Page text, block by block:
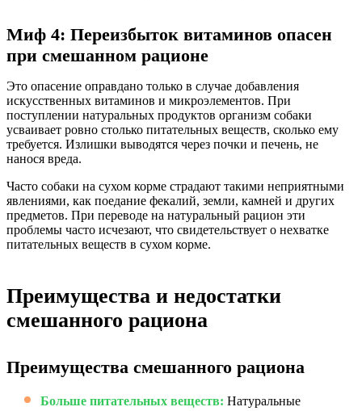
Миф 4: Переизбыток витаминов опасен
при смешанном рационе
Это опасение оправдано только в случае добавления
искусственных витаминов и микроэлементов. При
поступлении натуральных продуктов организм собаки
усваивает ровно столько питательных веществ, сколько ему
требуется. Излишки выводятся через почки и печень, не
нанося вреда.
Часто собаки на сухом корме страдают такими неприятными
явлениями, как поедание фекалий, земли, камней и других
предметов. При переводе на натуральный рацион эти
проблемы часто исчезают, что свидетельствует о нехватке
питательных веществ в сухом корме.
Преимущества и недостатки
смешанного рациона
Преимущества смешанного рациона
Больше питательных веществ: Натуральные